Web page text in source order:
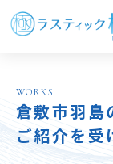
サービス
WORKS
倉敷市羽島
ご紹介を受